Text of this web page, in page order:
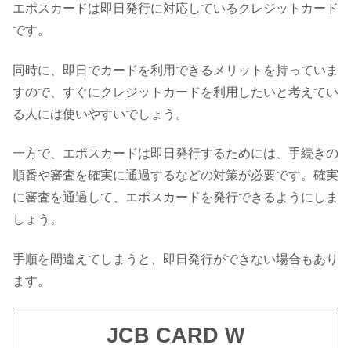
エポスカードは即日発行に対応しているクレジットカード
です。
同時に、即日でカードを利用できるメリットを持っていま
すので、すぐにクレジットカードを利用したいと考えてい
る人には使いやすいでしょう。
一方で、エポスカードは即日発行するためには、手続きの
順番や審査を確実に通過するなどの対策が必要です。確実
に審査を通過して、エポスカードを発行できるようにしま
しょう。
手順を間違えてしまうと、即日発行ができない場合もあり
ます。
JCB CARD W